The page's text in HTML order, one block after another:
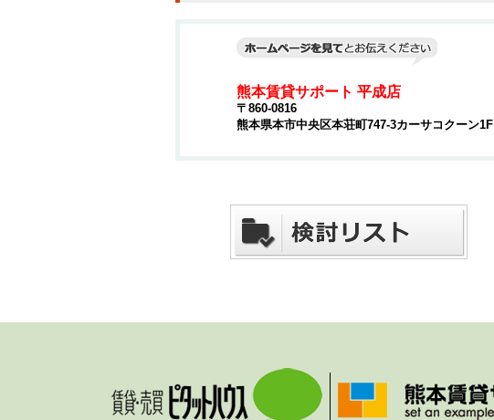
熊本賃貸サポート 平成店
〒860-0816
熊本県本市中央区本荘町747-3カーサコクーン1F